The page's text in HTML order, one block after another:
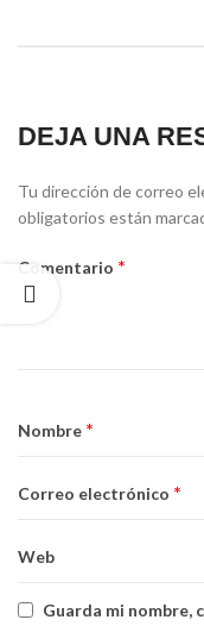
DEJA UNA
Tu dirección de correo
obligatorios están
Comentario *
Nombre *
Correo electrónico *
Web
Guarda mi nombre,
Alternative: